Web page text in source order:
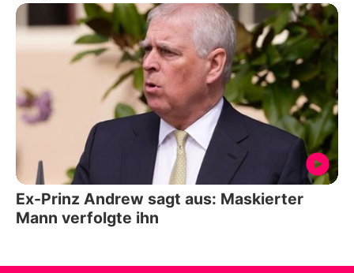
Ex-Prinz Andrew sagt aus: Maskierter
Mann verfolgte ihn